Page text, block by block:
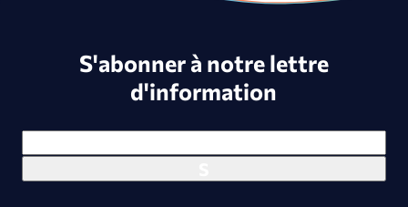
S'abonner à notre lettre
d'information